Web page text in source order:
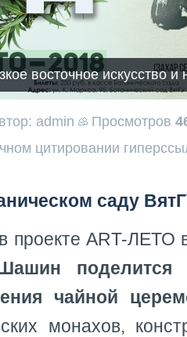
восточное искусство и
admin Просмотров
цитировании
саду
в проекте ART-ЛЕТО
чайной
монахов,